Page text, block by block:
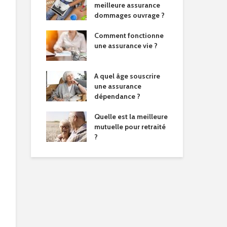
meilleure assurance
dommages ouvrage ?
Comment fonctionne
une assurance vie ?
A quel âge souscrire
une assurance
dépendance ?
Quelle est la meilleure
mutuelle pour retraité
?